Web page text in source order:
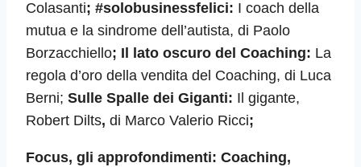
Colasanti; #solobusinessfelici: I coach della
mutua e la sindrome dell’autista, di Paolo
Borzacchiello; Il lato oscuro del Coaching: La
regola d’oro della vendita del Coaching, di Luca
Berni; Sulle Spalle dei Giganti: Il gigante,
Robert Dilts, di Marco Valerio Ricci;
Focus, gli approfondimenti: Coaching,